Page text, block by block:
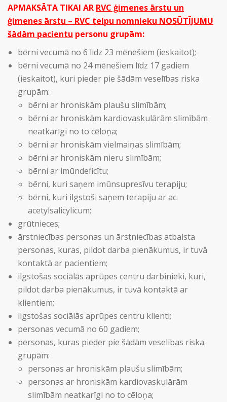
APMAKSĀTA TIKAI AR RVC ģimenes ārstu un
ģimenes ārstu – RVC telpu nomnieku NOSŪTĪJUMU
šādām pacientu personu grupām:
bērni vecumā no 6 līdz 23 mēnešiem (ieskaitot);
bērni vecumā no 24 mēnešiem līdz 17 gadiem
(ieskaitot), kuri pieder pie šādām veselības riska
grupām:
bērni ar hroniskām plaušu slimībām;
bērni ar hroniskām kardiovaskulārām slimībām
neatkarīgi no to cēloņa;
bērni ar hroniskām vielmaiņas slimībām;
bērni ar hroniskām nieru slimībām;
bērni ar imūndeficītu;
bērni, kuri saņem imūnsupresīvu terapiju;
bērni, kuri ilgstoši saņem terapiju ar ac.
acetylsalicylicum;
grūtnieces;
ārstniecības personas un ārstniecības atbalsta
personas, kuras, pildot darba pienākumus, ir tuvā
kontaktā ar pacientiem;
ilgstošas sociālās aprūpes centru darbinieki, kuri,
pildot darba pienākumus, ir tuvā kontaktā ar
klientiem;
ilgstošas sociālās aprūpes centru klienti;
personas vecumā no 60 gadiem;
personas, kuras pieder pie šādām veselības riska
grupām:
personas ar hroniskām plaušu slimībām;
personas ar hroniskām kardiovaskulārām
slimībām neatkarīgi no to cēloņa;